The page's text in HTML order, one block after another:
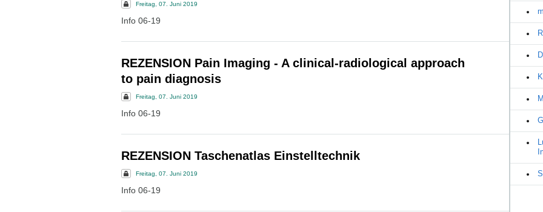
Freitag, 07. Juni 2019
Info 06-19
REZENSION Pain Imaging - A clinical-radiological approach
to pain diagnosis
Freitag, 07. Juni 2019
Info 06-19
REZENSION Taschenatlas Einstelltechnik
Freitag, 07. Juni 2019
Info 06-19